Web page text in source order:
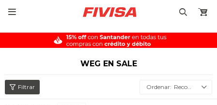

WEG EN SALE
Recomendados